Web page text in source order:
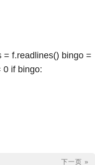
= f.readlines() bingo =
0 if bingo:
下一页 »